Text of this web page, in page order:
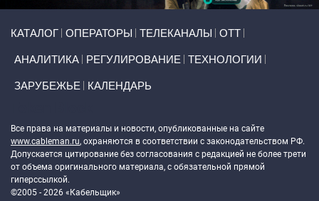
КАТАЛОГ ОПЕРАТОРЫ ТЕЛЕКАНАЛЫ ОТТ
АНАЛИТИКА РЕГУЛИРОВАНИЕ ТЕХНОЛОГИИ
ЗАРУБЕЖЬЕ КАЛЕНДАРЬ
Все права на материалы и новости, опубликованные на сайте
www.cableman.ru, охраняются в соответствии с законодательством РФ.
Допускается цитирование без согласования с редакцией не более трети
от объема оригинального материала, с обязательной прямой
гиперссылкой.
©2005 - 2026 «Кабельщик»